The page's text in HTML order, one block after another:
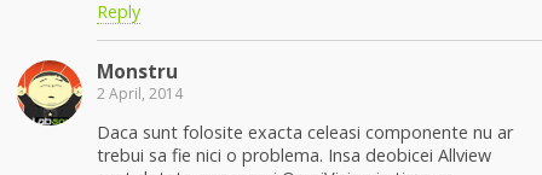
Reply
Monstru
2 April, 2014
Daca sunt folosite exacta celeasi componente nu ar
trebui sa fie nici o problema. Insa deobicei Allview